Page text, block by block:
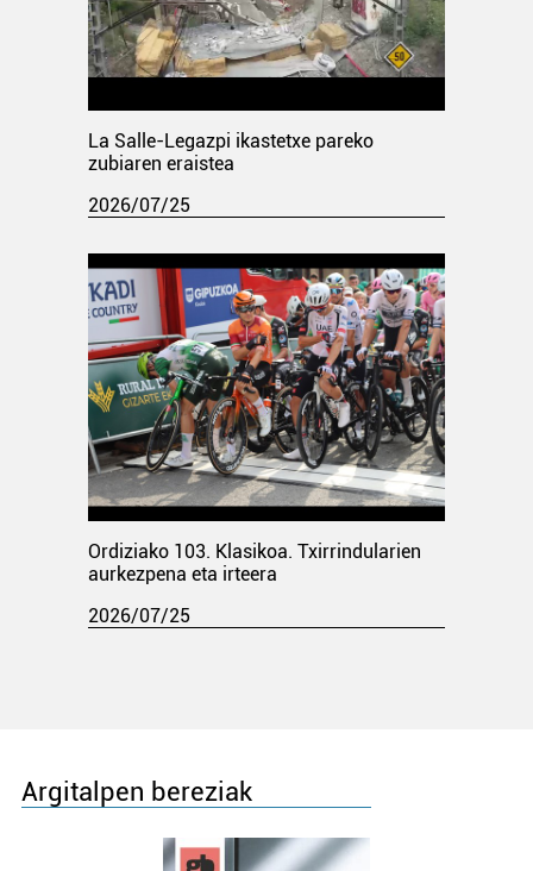
La Salle-Legazpi ikastetxe pareko
zubiaren eraistea
2026/07/25
Ordiziako 103. Klasikoa. Txirrindularien
aurkezpena eta irteera
2026/07/25
Argitalpen bereziak